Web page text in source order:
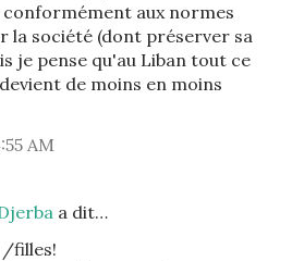
aux normes
la société (dont préserver sa
je pense qu'au Liban tout ce
de moins en moins
AM
a dit…
/filles!